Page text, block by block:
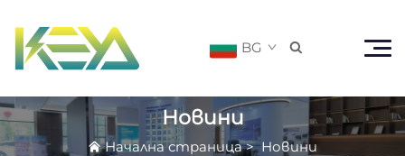
BG 
Новини
Начална страница>Новини